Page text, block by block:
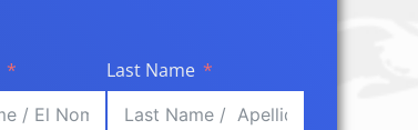
Last Name